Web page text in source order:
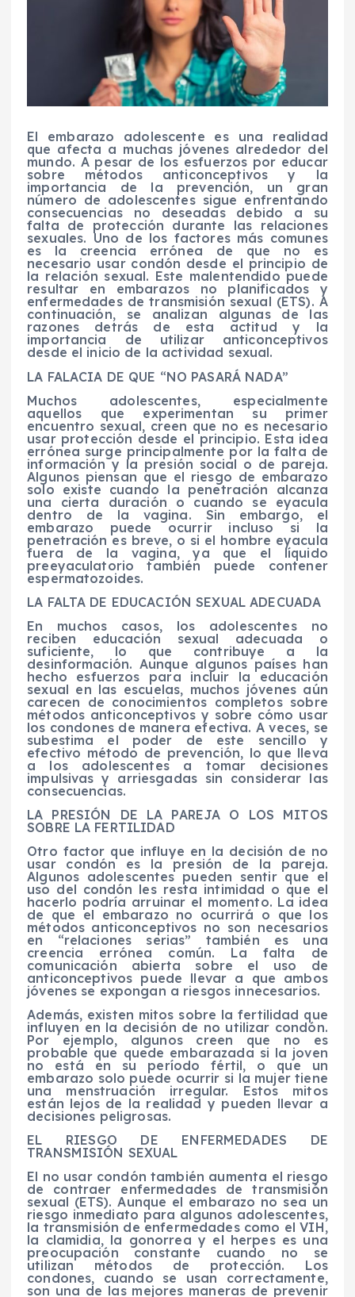
El embarazo adolescente es una realidad
que afecta a muchas jóvenes alrededor del
mundo. A pesar de los esfuerzos por educar
sobre métodos anticonceptivos y la
importancia de la prevención, un gran
número de adolescentes sigue enfrentando
consecuencias no deseadas debido a su
falta de protección durante las relaciones
sexuales. Uno de los factores más comunes
es la creencia errónea de que no es
necesario usar condón desde el principio de
la relación sexual. Este malentendido puede
resultar en embarazos no planificados y
enfermedades de transmisión sexual (ETS). A
continuación, se analizan algunas de las
razones detrás de esta actitud y la
importancia de utilizar anticonceptivos
desde el inicio de la actividad sexual.
LA FALACIA DE QUE “NO PASARÁ NADA”
Muchos adolescentes, especialmente
aquellos que experimentan su primer
encuentro sexual, creen que no es necesario
usar protección desde el principio. Esta idea
errónea surge principalmente por la falta de
información y la presión social o de pareja.
Algunos piensan que el riesgo de embarazo
solo existe cuando la penetración alcanza
una cierta duración o cuando se eyacula
dentro de la vagina. Sin embargo, el
embarazo puede ocurrir incluso si la
penetración es breve, o si el hombre eyacula
fuera de la vagina, ya que el líquido
preeyaculatorio también puede contener
espermatozoides.
LA FALTA DE EDUCACIÓN SEXUAL ADECUADA
En muchos casos, los adolescentes no
reciben educación sexual adecuada o
suficiente, lo que contribuye a la
desinformación. Aunque algunos países han
hecho esfuerzos para incluir la educación
sexual en las escuelas, muchos jóvenes aún
carecen de conocimientos completos sobre
métodos anticonceptivos y sobre cómo usar
los condones de manera efectiva. A veces, se
subestima el poder de este sencillo y
efectivo método de prevención, lo que lleva
a los adolescentes a tomar decisiones
impulsivas y arriesgadas sin considerar las
consecuencias.
LA PRESIÓN DE LA PAREJA O LOS MITOS
SOBRE LA FERTILIDAD
Otro factor que influye en la decisión de no
usar condón es la presión de la pareja.
Algunos adolescentes pueden sentir que el
uso del condón les resta intimidad o que el
hacerlo podría arruinar el momento. La idea
de que el embarazo no ocurrirá o que los
métodos anticonceptivos no son necesarios
en “relaciones serias” también es una
creencia errónea común. La falta de
comunicación abierta sobre el uso de
anticonceptivos puede llevar a que ambos
jóvenes se expongan a riesgos innecesarios.
Además, existen mitos sobre la fertilidad que
influyen en la decisión de no utilizar condón.
Por ejemplo, algunos creen que no es
probable que quede embarazada si la joven
no está en su período fértil, o que un
embarazo solo puede ocurrir si la mujer tiene
una menstruación irregular. Estos mitos
están lejos de la realidad y pueden llevar a
decisiones peligrosas.
EL RIESGO DE ENFERMEDADES DE
TRANSMISIÓN SEXUAL
El no usar condón también aumenta el riesgo
de contraer enfermedades de transmisión
sexual (ETS). Aunque el embarazo no sea un
riesgo inmediato para algunos adolescentes,
la transmisión de enfermedades como el VIH,
la clamidia, la gonorrea y el herpes es una
preocupación constante cuando no se
utilizan métodos de protección. Los
condones, cuando se usan correctamente,
son una de las mejores maneras de prevenir